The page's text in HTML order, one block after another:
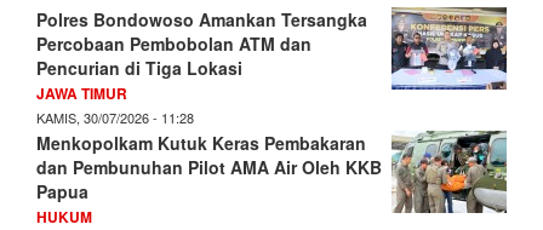
Polres Bondowoso Amankan Tersangka
Percobaan Pembobolan ATM dan
Pencurian di Tiga Lokasi
JAWA TIMUR
KAMIS, 30/07/2026 - 11:28
Menkopolkam Kutuk Keras Pembakaran
dan Pembunuhan Pilot AMA Air Oleh KKB
Papua
HUKUM